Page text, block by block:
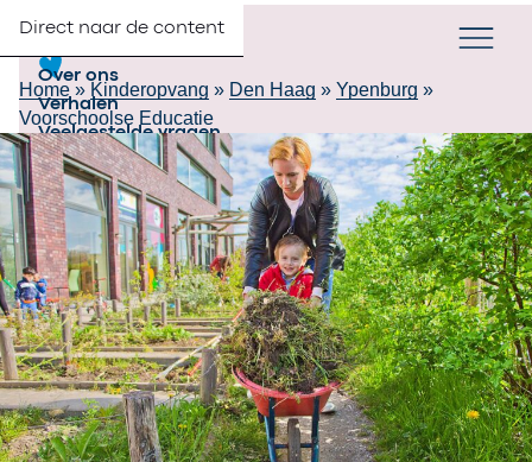
Direct naar de content Verander
Over ons
Verhalen
Veelgestelde vragen
Contact
Werken bij 2Samen
Inschrijven
Home » Kinderopvang » Den Haag » Ypenburg »
Voorschoolse Educatie